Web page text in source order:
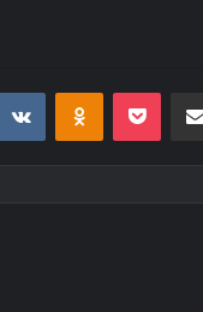
VKontakteOdnoklassniki
Pocket